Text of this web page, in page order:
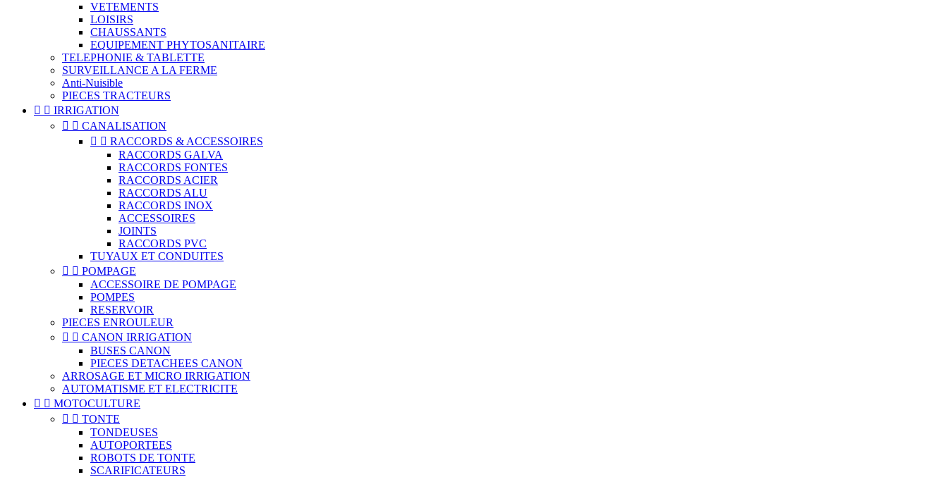
VETEMENTS
LOISIRS
CHAUSSANTS
EQUIPEMENT PHYTOSANITAIRE
TELEPHONIE & TABLETTE
SURVEILLANCE A LA FERME
Anti-Nuisible
PIECES TRACTEURS
  IRRIGATION
  CANALISATION
  RACCORDS & ACCESSOIRES
RACCORDS GALVA
RACCORDS FONTES
RACCORDS ACIER
RACCORDS ALU
RACCORDS INOX
ACCESSOIRES
JOINTS
RACCORDS PVC
TUYAUX ET CONDUITES
  POMPAGE
ACCESSOIRE DE POMPAGE
POMPES
RESERVOIR
PIECES ENROULEUR
  CANON IRRIGATION
BUSES CANON
PIECES DETACHEES CANON
ARROSAGE ET MICRO IRRIGATION
AUTOMATISME ET ELECTRICITE
  MOTOCULTURE
  TONTE
TONDEUSES
AUTOPORTEES
ROBOTS DE TONTE
SCARIFICATEURS